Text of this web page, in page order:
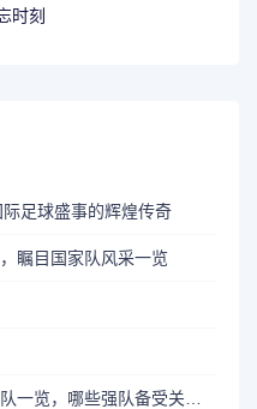
时刻
足球盛事的辉煌传奇
瞩目国家队风采一览